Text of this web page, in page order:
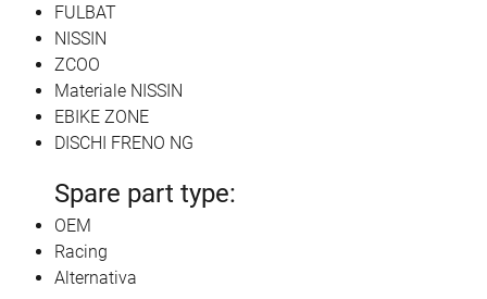
FULBAT
NISSIN
ZCOO
Materiale NISSIN
EBIKE ZONE
DISCHI FRENO NG
Spare part type:
OEM
Racing
Alternativa